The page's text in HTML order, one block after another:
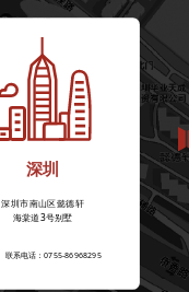
深圳
深圳市南山区懿德轩
海棠道3号别墅
联系电话：0755-86968295